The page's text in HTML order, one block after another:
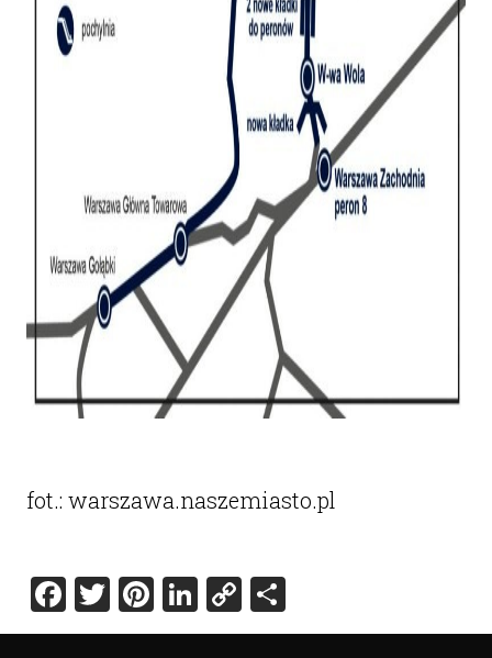
fot.: warszawa.naszemiasto.pl
Facebook
Twitter
Pinterest
LinkedIn
Copy
Link
Share